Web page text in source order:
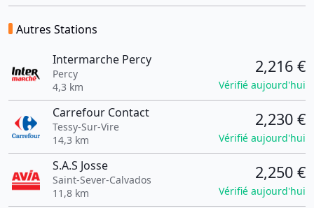
Autres Stations
Intermarche Percy
Percy
4,3 km
2,216 €
Vérifié aujourd'hui
Carrefour Contact
Tessy-Sur-Vire
14,3 km
2,230 €
Vérifié aujourd'hui
S.A.S Josse
Saint-Sever-Calvados
11,8 km
2,250 €
Vérifié aujourd'hui